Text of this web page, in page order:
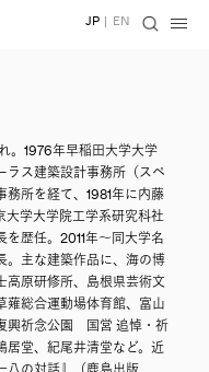
JP | EN
。1976年早稲田大学大学
ラス建築設計事務所（スペ
所を経て、1981年に内藤
大学大学院工学系研究科社
歴任。2011年〜同大学名
。主な建築作品に、海の博
高原研修所、島根県芸術文
薙総合運動場体育館、富山
興祈念公園 国営 追悼・祈
居堂、紀尾井清堂など。近